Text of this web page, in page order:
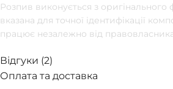
Розпив виконується з
вказана для точної ідентифікації
працює незалежно від
Відгуки (2)
Оплата та доставка